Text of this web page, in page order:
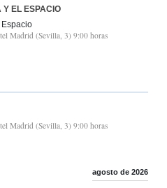
Y EL ESPACIO
Madrid (Sevilla, 3) 9:00 horas
Madrid (Sevilla, 3) 9:00 horas
agosto de 2026